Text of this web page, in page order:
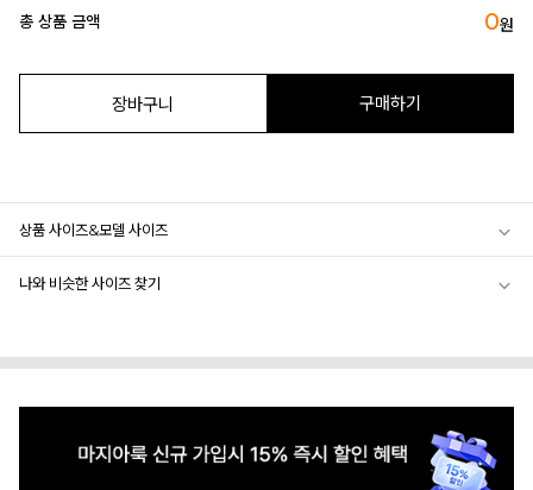
총 상품 금액 0원
장바구니 구매하기
상품 사이즈&모델 사이즈
나와 비슷한 사이즈 찾기